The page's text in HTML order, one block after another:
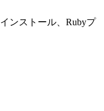
ンストール、Rubyプ